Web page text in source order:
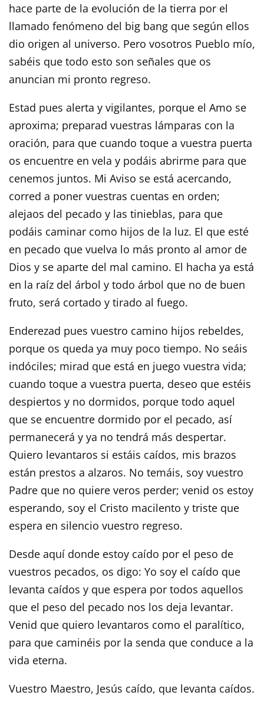
hace parte de la evolución de la tierra por el
llamado fenómeno del big bang que según ellos
dio origen al universo. Pero vosotros Pueblo mío,
sabéis que todo esto son señales que os
anuncian mi pronto regreso.
Estad pues alerta y vigilantes, porque el Amo se
aproxima; preparad vuestras lámparas con la
oración, para que cuando toque a vuestra puerta
os encuentre en vela y podáis abrirme para que
cenemos juntos. Mi Aviso se está acercando,
corred a poner vuestras cuentas en orden;
alejaos del pecado y las tinieblas, para que
podáis caminar como hijos de la luz. El que esté
en pecado que vuelva lo más pronto al amor de
Dios y se aparte del mal camino. El hacha ya está
en la raíz del árbol y todo árbol que no de buen
fruto, será cortado y tirado al fuego.
Enderezad pues vuestro camino hijos rebeldes,
porque os queda ya muy poco tiempo. No seáis
indóciles; mirad que está en juego vuestra vida;
cuando toque a vuestra puerta, deseo que estéis
despiertos y no dormidos, porque todo aquel
que se encuentre dormido por el pecado, así
permanecerá y ya no tendrá más despertar.
Quiero levantaros si estáis caídos, mis brazos
están prestos a alzaros. No temáis, soy vuestro
Padre que no quiere veros perder; venid os estoy
esperando, soy el Cristo macilento y triste que
espera en silencio vuestro regreso.
Desde aquí donde estoy caído por el peso de
vuestros pecados, os digo: Yo soy el caído que
levanta caídos y que espera por todos aquellos
que el peso del pecado nos los deja levantar.
Venid que quiero levantaros como el paralítico,
para que caminéis por la senda que conduce a la
vida eterna.
Vuestro Maestro, Jesús caído, que levanta caídos.